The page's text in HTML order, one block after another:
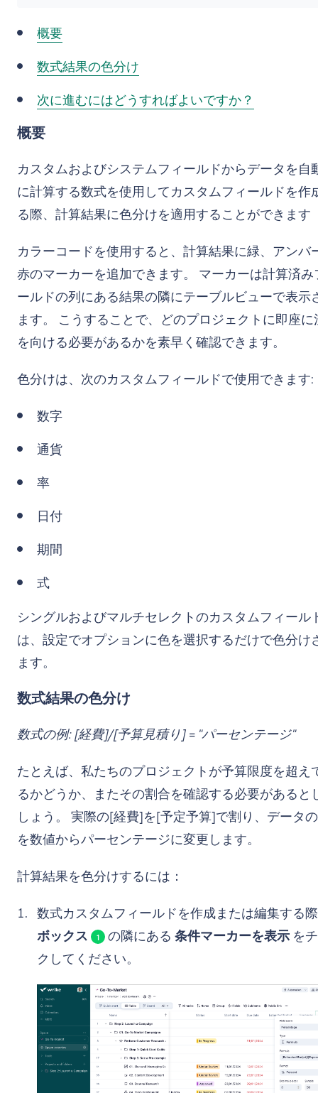
概要
数式結果の色分け
次に進むにはどうすればよいですか？
概要
カスタムおよびシステムフィールドからデータを自
に計算する数式を使用してカスタムフィールドを作
る際、計算結果に色分けを適用することができます
カラーコードを使用すると、計算結果に緑、アンバ
赤のマーカーを追加できます。 マーカーは計算済み
ールドの列にある結果の隣にテーブルビューで表示
ます。 こうすることで、どのプロジェクトに即座に
を向ける必要があるかを素早く確認できます。
色分けは、次のカスタムフィールドで使用できます:
数字
通貨
率
日付
期間
式
シングルおよびマルチセレクトのカスタムフィール
は、設定でオプションに色を選択するだけで色分け
ます。
数式結果の色分け
数式の例: [経費]/[予算見積り] = "パーセンテージ"
たとえば、私たちのプロジェクトが予算限度を超え
るかどうか、またその割合を確認する必要があると
しょう。 実際の[経費]を[予定予算]で割り、データ
を数値からパーセンテージに変更します。
計算結果を色分けするには：
数式カスタムフィールドを作成または編集する
ボックス
1 の隣にある 条件マーカーを表示 を
クしてください。